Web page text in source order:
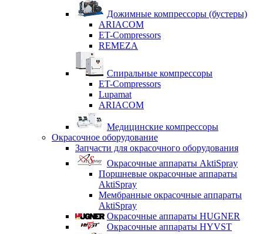
Дожимные компрессоры (бустеры)
ARIACOM
ET-Compressors
REMEZA
Спиральные компрессоры
ET-Compressors
Lupamat
ARIACOM
Медицинские компрессоры
Окрасочное оборудование
Запчасти для окрасочного оборудования
Окрасочные аппараты AktiSpray
Поршневые окрасочные аппараты
AktiSpray
Мембранные окрасочные аппараты
AktiSpray
Окрасочные аппараты HUGNER
Окрасочные аппараты HYVST